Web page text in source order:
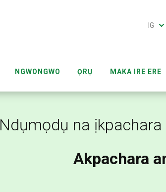
IG
NGWONGWO ỌRỤ MAKA IRE ERE
Ndụmọdụ na
Akpachara